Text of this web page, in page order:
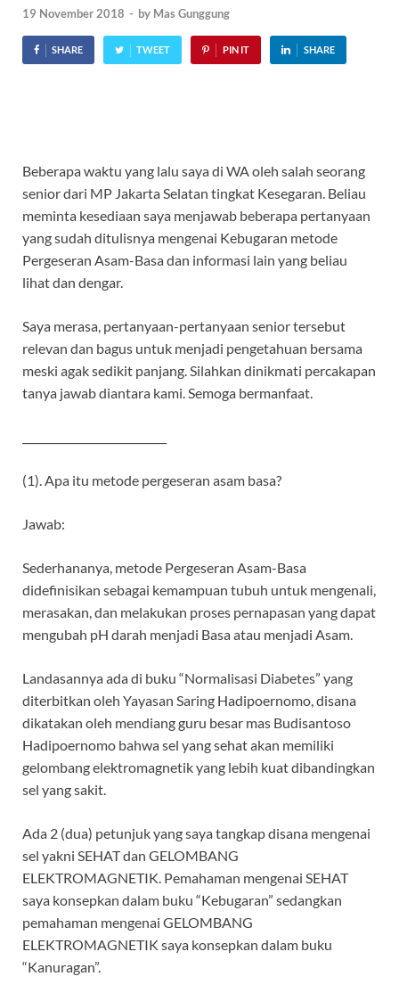
19 November 2018 - by Mas Gunggung
SHARE TWEET PIN IT SHARE
Beberapa waktu yang lalu saya di WA oleh salah seorang
senior dari MP Jakarta Selatan tingkat Kesegaran. Beliau
meminta kesediaan saya menjawab beberapa pertanyaan
yang sudah ditulisnya mengenai Kebugaran metode
Pergeseran Asam-Basa dan informasi lain yang beliau
lihat dan dengar.
Saya merasa, pertanyaan-pertanyaan senior tersebut
relevan dan bagus untuk menjadi pengetahuan bersama
meski agak sedikit panjang. Silahkan dinikmati percakapan
tanya jawab diantara kami. Semoga bermanfaat.
(1). Apa itu metode pergeseran asam basa?
Jawab:
Sederhananya, metode Pergeseran Asam-Basa
didefinisikan sebagai kemampuan tubuh untuk mengenali,
merasakan, dan melakukan proses pernapasan yang dapat
mengubah pH darah menjadi Basa atau menjadi Asam.
Landasannya ada di buku “Normalisasi Diabetes” yang
diterbitkan oleh Yayasan Saring Hadipoernomo, disana
dikatakan oleh mendiang guru besar mas Budisantoso
Hadipoernomo bahwa sel yang sehat akan memiliki
gelombang elektromagnetik yang lebih kuat dibandingkan
sel yang sakit.
Ada 2 (dua) petunjuk yang saya tangkap disana mengenai
sel yakni SEHAT dan GELOMBANG
ELEKTROMAGNETIK. Pemahaman mengenai SEHAT
saya konsepkan dalam buku “Kebugaran” sedangkan
pemahaman mengenai GELOMBANG
ELEKTROMAGNETIK saya konsepkan dalam buku
“Kanuragan”.